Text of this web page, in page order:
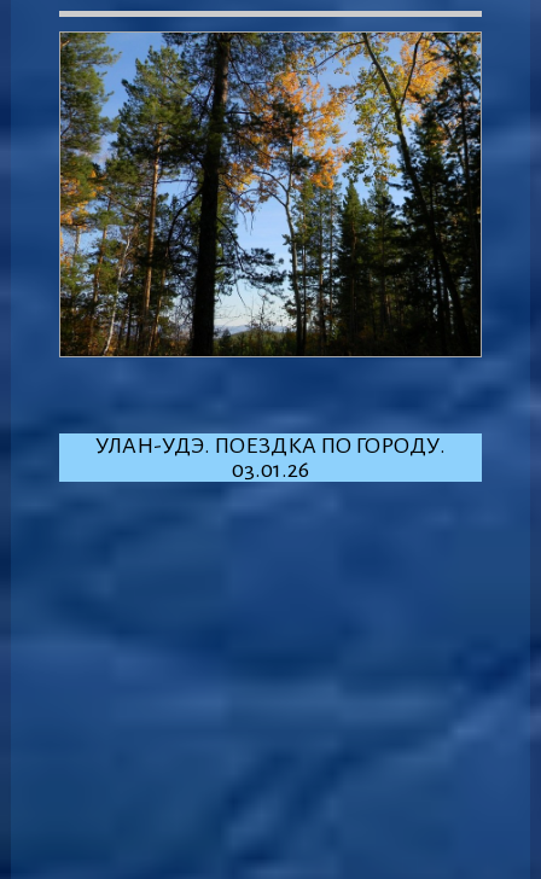
УЛАН-УДЭ. ПОЕЗДКА ПО ГОРОДУ.
03.01.26